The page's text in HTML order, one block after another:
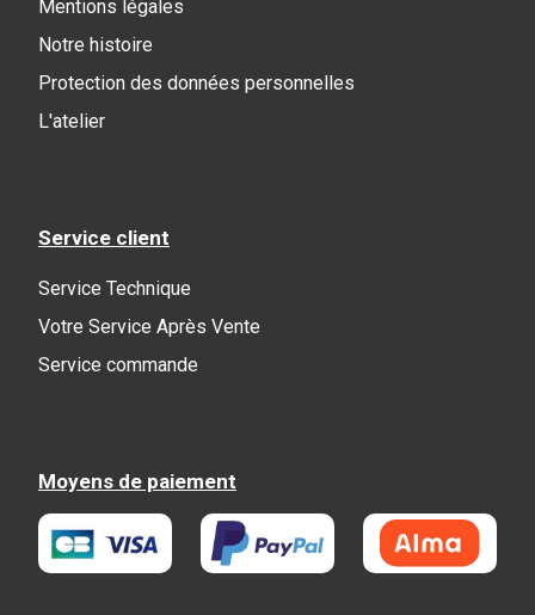
Mentions légales
Notre histoire
Protection des données personnelles
L'atelier
Service client
Service Technique
Votre Service Après Vente
Service commande
Moyens de paiement